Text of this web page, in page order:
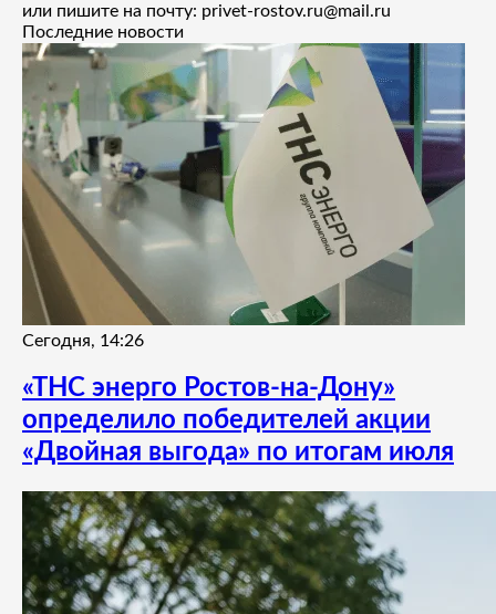
или пишите на почту: privet-rostov.ru@mail.ru
Последние новости
Сегодня, 14:26
«ТНС энерго Ростов-на-Дону»
определило победителей акции
«Двойная выгода» по итогам июля